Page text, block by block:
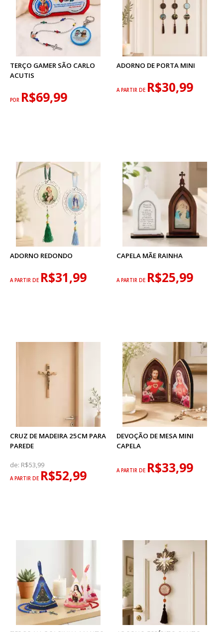
TERÇO GAMER SÃO CARLO
ACUTIS
POR R$69,99
ADORNO DE PORTA MINI
A PARTIR DE R$30,99
ADORNO REDONDO
A PARTIR DE R$31,99
CAPELA MÃE RAINHA
A PARTIR DE R$25,99
CRUZ DE MADEIRA 25CM PARA
PAREDE
de: R$53,99
A PARTIR DE R$52,99
DEVOÇÃO DE MESA MINI
CAPELA
A PARTIR DE R$33,99